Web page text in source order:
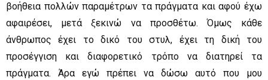
βοήθεια πολλών παραμέτρων τα πράγματα και αφού έχω
αφαιρέσει, μετά ξεκινώ να προσθέτω. Όμως κάθε
άνθρωπος έχει το δικό του στυλ, έχει τη δική του
προσέγγιση και διαφορετικό τρόπο να διατηρεί τα
πράγματα. Άρα εγώ πρέπει να δώσω αυτό που μου